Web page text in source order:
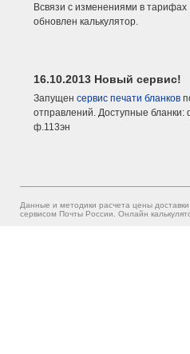
Всвязи с изменениями в
обновлен калькулятор.
16.10.2013 Новый сервис!
Запущен сервис печати бланков
отправлений. Доступные бланки:
ф.113эн
Данные и методики расчета цены
сервисом Почты России. Онлайн